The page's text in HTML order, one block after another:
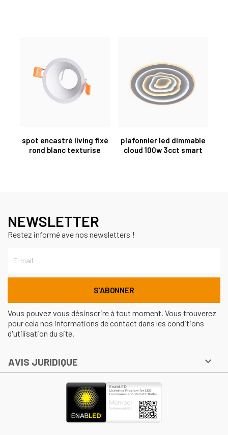
spot encastré living fixé
rond blanc texturise
plafonnier led dimmable
cloud 100w 3cct smart
NEWSLETTER
Restez informé ave nos newsletters !
Vous pouvez vous désinscrire à tout moment. Vous trouverez
pour cela nos informations de contact dans les conditions
d'utilisation du site.
AVIS JURIDIQUE 